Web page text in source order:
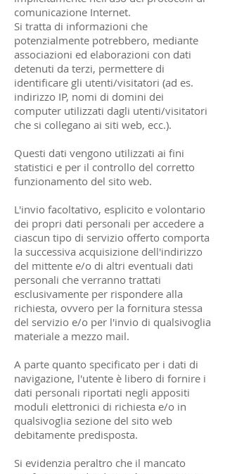
comunicazione Internet.
Si tratta di informazioni che
potenzialmente potrebbero, mediante
associazioni ed elaborazioni con dati
detenuti da terzi, permettere di
identificare gli utenti/visitatori (ad es.
indirizzo IP, nomi di domini dei
computer utilizzati dagli utenti/visitatori
che si collegano ai siti web, ecc.).
Questi dati vengono utilizzati ai fini
statistici e per il controllo del corretto
funzionamento del sito web.
L'invio facoltativo, esplicito e volontario
dei propri dati personali per accedere a
ciascun tipo di servizio offerto comporta
la successiva acquisizione dell'indirizzo
del mittente e/o di altri eventuali dati
personali che verranno trattati
esclusivamente per rispondere alla
richiesta, ovvero per la fornitura stessa
del servizio e/o per l'invio di qualsivoglia
materiale a mezzo mail.
A parte quanto specificato per i dati di
navigazione, l'utente è libero di fornire i
dati personali riportati negli appositi
moduli elettronici di richiesta e/o in
qualsivoglia sezione del sito web
debitamente predisposta.
Si evidenzia peraltro che il mancato